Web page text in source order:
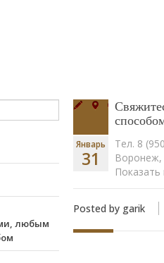
любым
Январь
31
Тел. 8
Воронеж,
Показать
Posted by garik